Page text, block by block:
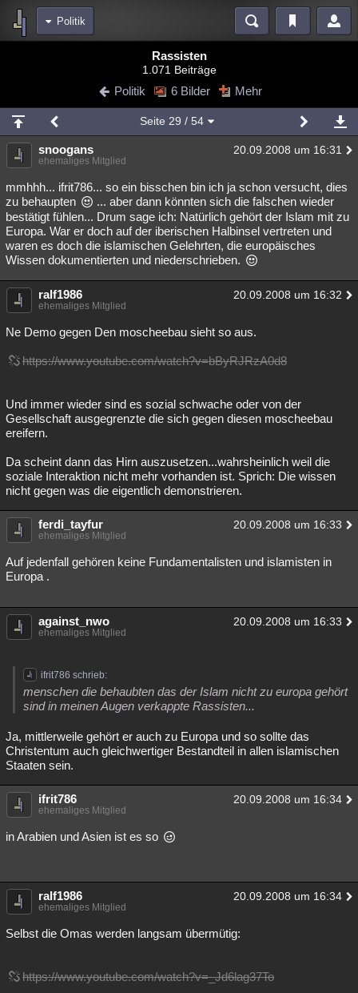
Politik
Blogs Videos
Chat Wiki Neuigkeiten
meine Rubriken
Menschen Wissenschaft Mystery Kriminalfälle
Spiritualität Verschwörungen Technologie Ufologie
Natur Umfragen Unterhaltung
weitere Rubriken
Philosophie Träume Orte Esoterik Literatur
Astronomie Gaming Filme
Musik Clash Verbesserungen Allmystery
Lesenswert Schlüsselwörter
Rassisten
1.071 Beiträge
Politik 6 Bilder Mehr
Seite 29 / 54
snoogans 20.09.2008 um 16:31
ehemaliges Mitglied
mmhhh... ifrit786... so ein bisschen bin ich ja schon versucht, dies
zu behaupten
... aber dann könnten sich die falschen wieder
bestätigt fühlen... Drum sage ich: Natürlich gehört der Islam mit zu
Europa. War er doch auf der iberischen Halbinsel vertreten und
waren es doch die islamischen Gelehrten, die europäisches
Wissen dokumentierten und niederschrieben.
ralf1986 20.09.2008 um 16:32
ehemaliges Mitglied
Ne Demo gegen Den moscheebau sieht so aus.
https://www.youtube.com/watch?v=bByRJRzA0d8
Und immer wieder sind es sozial schwache oder von der
Gesellschaft ausgegrenzte die sich gegen diesen moscheebau
ereifern.
Da scheint dann das Hirn auszusetzen...wahrsheinlich weil die
soziale Interaktion nicht mehr vorhanden ist. Sprich: Die wissen
nicht gegen was die eigentlich demonstrieren.
ferdi_tayfur 20.09.2008 um 16:33
ehemaliges Mitglied
Auf jedenfall gehören keine Fundamentalisten und islamisten in
Europa .
against_nwo 20.09.2008 um 16:33
ehemaliges Mitglied
ifrit786 schrieb:
menschen die behaubten das der Islam nicht zu europa gehört
sind in meinen Augen verkappte Rassisten...
Ja, mittlerweile gehört er auch zu Europa und so sollte das
Christentum auch gleichwertiger Bestandteil in allen islamischen
Staaten sein.
ifrit786 20.09.2008 um 16:34
ehemaliges Mitglied
in Arabien und Asien ist es so
ralf1986 20.09.2008 um 16:34
ehemaliges Mitglied
Selbst die Omas werden langsam übermütig:
https://www.youtube.com/watch?v=_Jd6lag37To